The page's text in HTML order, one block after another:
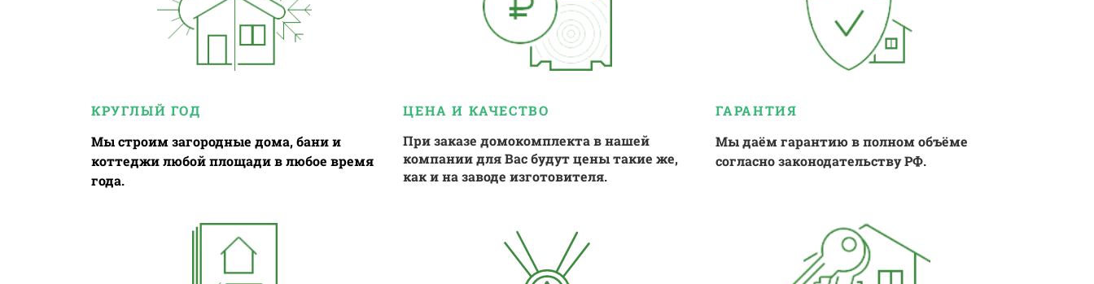
КРУГЛЫЙ ГОД
Мы строим загородные дома, бани и
коттеджи любой площади в любое время
года.
ЦЕНА И КАЧЕСТВО
При заказе домокомплекта в нашей
компании для Вас будут цены такие же,
как и на заводе изготовителя.
ГАРАНТИЯ
Мы даём гарантию в полном объёме
согласно законодательству РФ.